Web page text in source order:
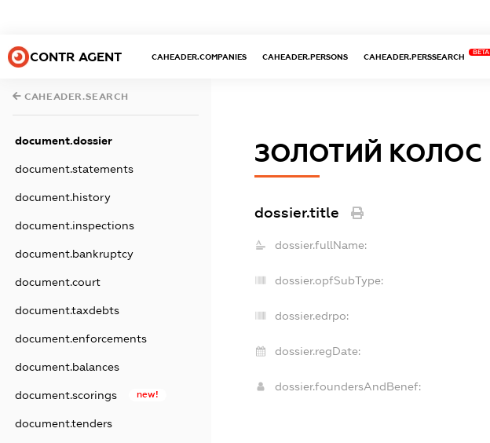
CONTR AGENT CAHEADER.COMPANIES CAHEADER.PERSONS CAHEADER.PERSSEARCH
BETA
CAHEADER.SEARCH
document.dossier
document.statements
document.history
document.inspections
document.bankruptcy
document.court
document.taxdebts
document.enforcements
document.balances
document.scorings new!
document.tenders
ЗОЛОТИЙ КОЛОС
dossier.title
dossier.fullName:
dossier.opfSubType:
dossier.edrpo:
dossier.regDate:
dossier.foundersAndBenef: